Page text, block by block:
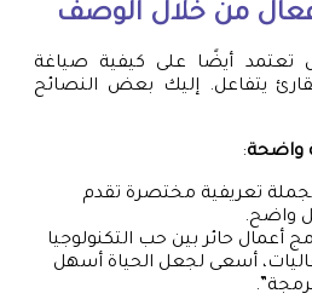
من خلال الوصف
تعتمد أيضًا على كيفية صياغة
يتفاعل. إليك بعض النصائح
واضحة:
تعريفية مختصرة تقدم
واضح.
أعمال حائر بين حب التكنولوجيا
أسعى لجعل الحياة أسهل